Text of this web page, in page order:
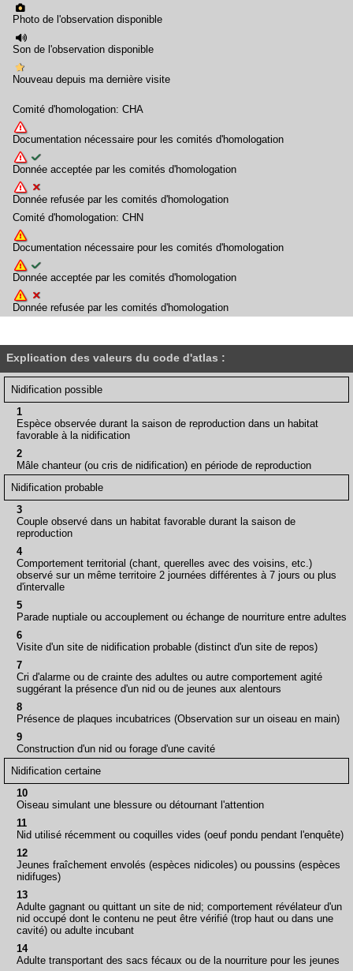
Photo de l'observation disponible
Son de l'observation disponible
Nouveau depuis ma dernière visite
Comité d'homologation: CHA
Documentation nécessaire pour les comités d'homologation
Donnée acceptée par les comités d'homologation
Donnée refusée par les comités d'homologation
Comité d'homologation: CHN
Documentation nécessaire pour les comités d'homologation
Donnée acceptée par les comités d'homologation
Donnée refusée par les comités d'homologation
Explication des valeurs du code d'atlas :
Nidification possible
1
Espèce observée durant la saison de reproduction dans un habitat
favorable à la nidification
2
Mâle chanteur (ou cris de nidification) en période de reproduction
Nidification probable
3
Couple observé dans un habitat favorable durant la saison de
reproduction
4
Comportement territorial (chant, querelles avec des voisins, etc.)
observé sur un même territoire 2 journées différentes à 7 jours ou plus
d'intervalle
5
Parade nuptiale ou accouplement ou échange de nourriture entre adultes
6
Visite d'un site de nidification probable (distinct d'un site de repos)
7
Cri d'alarme ou de crainte des adultes ou autre comportement agité
suggérant la présence d'un nid ou de jeunes aux alentours
8
Présence de plaques incubatrices (Observation sur un oiseau en main)
9
Construction d'un nid ou forage d'une cavité
Nidification certaine
10
Oiseau simulant une blessure ou détournant l'attention
11
Nid utilisé récemment ou coquilles vides (oeuf pondu pendant l'enquête)
12
Jeunes fraîchement envolés (espèces nidicoles) ou poussins (espèces
nidifuges)
13
Adulte gagnant ou quittant un site de nid; comportement révélateur d'un
nid occupé dont le contenu ne peut être vérifié (trop haut ou dans une
cavité) ou adulte incubant
14
Adulte transportant des sacs fécaux ou de la nourriture pour les jeunes